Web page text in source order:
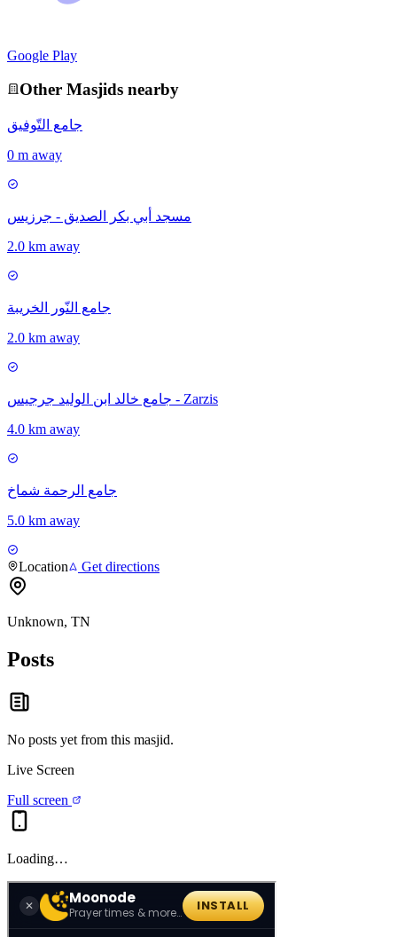
Google Play
Other Masjids nearby
جامع التّوفيق
0 m away
مسجد أبي بكر الصديق - جرزيس
2.0 km away
جامع النّور الخريبة
2.0 km away
جامع خالد ابن الوليد جرجيس - Zarzis
4.0 km away
جامع الرحمة شماخ
5.0 km away
Location Get directions
Unknown, TN
Posts
No posts yet from this masjid.
Live Screen
Full screen
Loading…